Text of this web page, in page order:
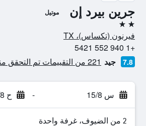
جرين بيرد إن موتيل
2 نجمتين
فيرنون (تكساس)، TX
+1 940 552 5421
7.8 جيد 221 من التقييمات تم التحقق منها
س 15/8 - ح 16/8
2 من الضيوف، غرفة واحدة